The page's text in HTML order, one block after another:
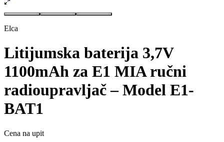
Elca
Litijumska baterija 3,7V
1100mAh za E1 MIA ručni
radioupravljač – Model E1-
BAT1
Cena na upit